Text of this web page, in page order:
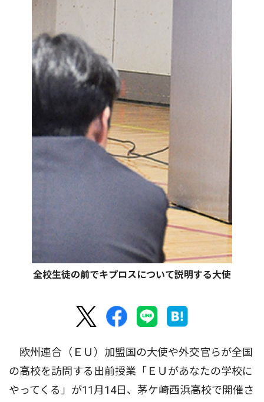
全校生徒の前でキプロスについて説明する大使
欧州連合（ＥＵ）加盟国の大使や外交官らが全国
の高校を訪問する出前授業「ＥＵがあなたの学校に
やってくる」が11月14日、茅ケ崎西浜高校で開催さ